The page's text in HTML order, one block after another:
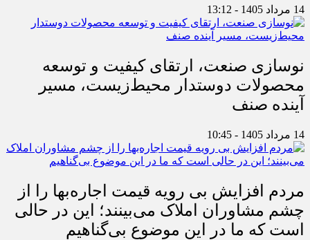
14 مرداد 1405 - 13:12
نوسازی صنعت، ارتقای کیفیت و توسعه
محصولات دوستدار محیط‌زیست، مسیر
آینده صنف
14 مرداد 1405 - 10:45
مردم افزایش بی رویه قیمت اجاره‌بها را از
چشم مشاوران املاک می‌بینند؛ این در حالی
است که ما در این موضوع بی‌گناهیم